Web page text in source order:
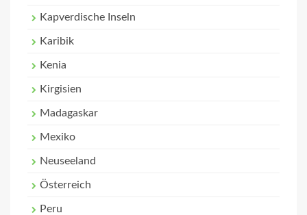
Kapverdische Inseln
Karibik
Kenia
Kirgisien
Madagaskar
Mexiko
Neuseeland
Österreich
Peru